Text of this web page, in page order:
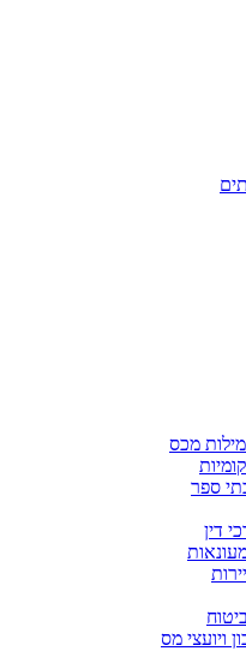
ספר
דין
ויועצי מס